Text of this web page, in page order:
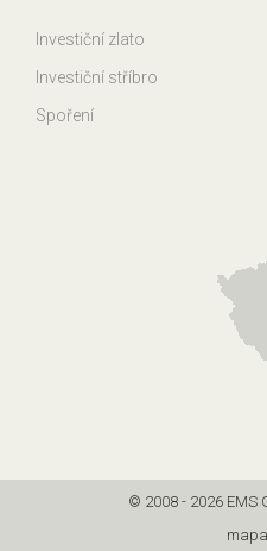
Investiční zlato
Investiční stříbro
Spoření
© 2008 - 2026 EMS